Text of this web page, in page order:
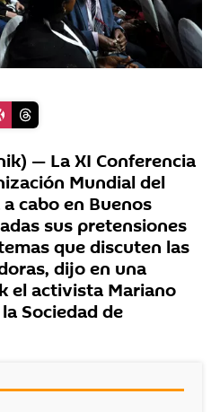
— La XI Conferencia
Mundial del
cabo en Buenos
sus pretensiones
que discuten las
dijo en una
el activista Mariano
Sociedad de